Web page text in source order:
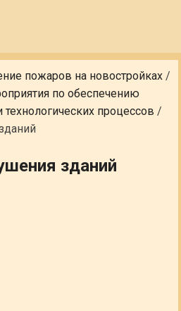
пожаров на новостройках /
по обеспечению
процессов /
зданий